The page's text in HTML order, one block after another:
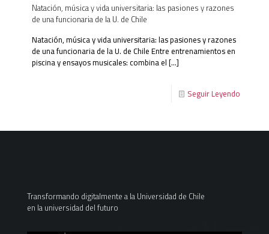
Natación, música y vida universitaria: las pasiones y razones
de una funcionaria de la U. de Chile
Natación, música y vida universitaria: las pasiones y razones
de una funcionaria de la U. de Chile Entre entrenamientos en
piscina y ensayos musicales: combina el[…]
Seguir Leyendo
Transformando digitalmente a la Universidad de Chile
en la universidad del futuro